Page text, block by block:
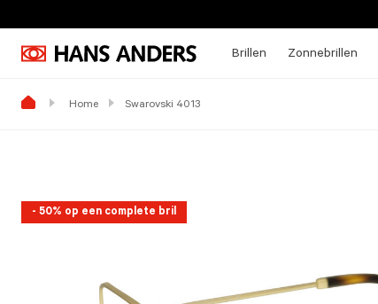
Brillen Zonnebrillen
Home Swarovski 4013
- 50% op een complete bril